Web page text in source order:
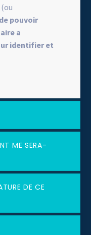
pouvoir
a
identifier et
ME SERA-
DE CE